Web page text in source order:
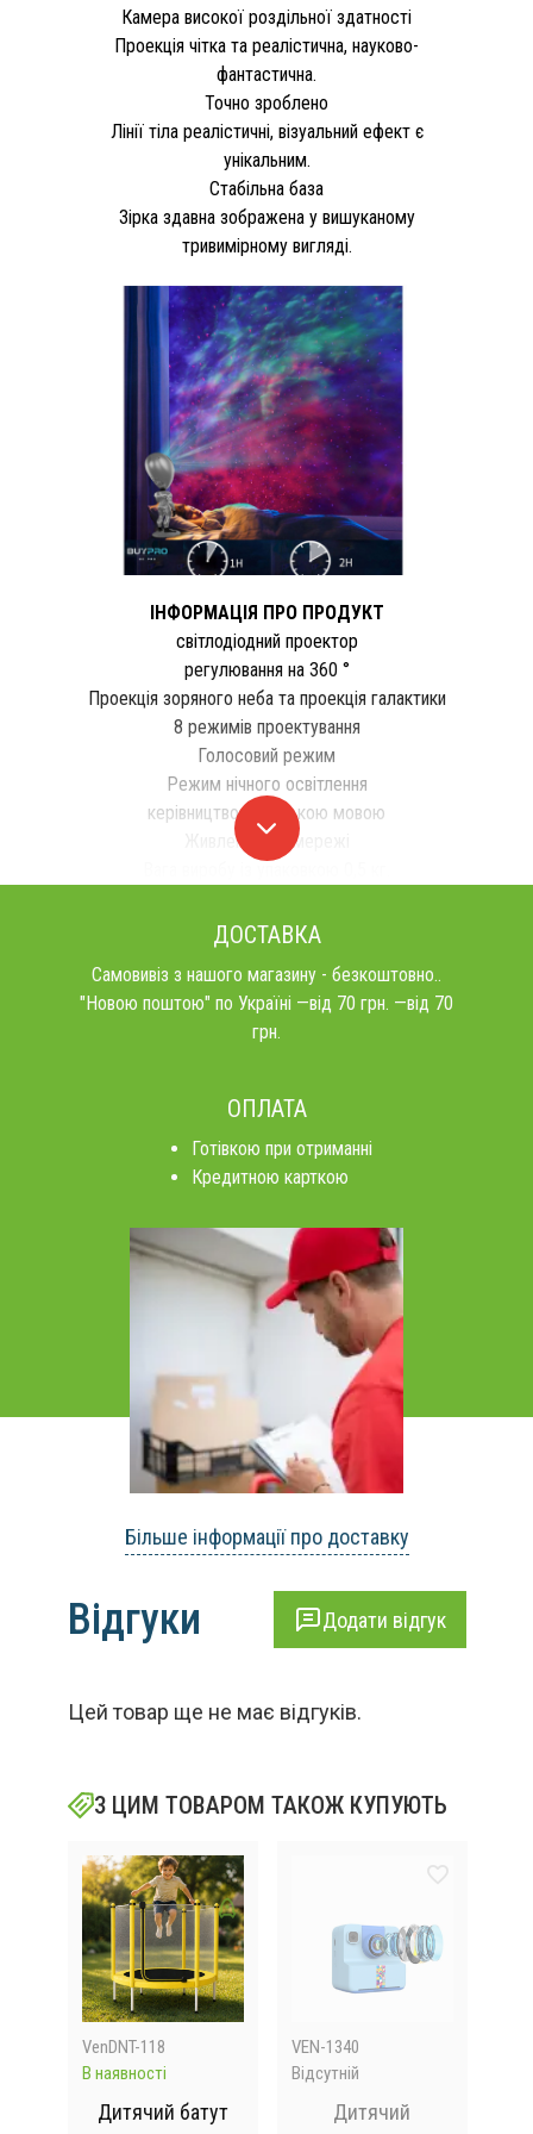
Камера високої роздільної здатності
Проекція чітка та реалістична, науково-
фантастична.
Точно зроблено
Лінії тіла реалістичні, візуальний ефект є
унікальним.
Стабільна база
Зірка здавна зображена у вишуканому
тривимірному вигляді.
ІНФОРМАЦІЯ ПРО ПРОДУКТ
світлодіодний проектор
регулювання на 360 °
Проекція зоряного неба та проекція галактики
8 режимів проектування
Голосовий режим
Режим нічного освітлення
керівництво польською мовою
Живлення від мережі
ДОСТАВКА
Самовивіз з нашого магазину - безкоштовно..
"Новою поштою" по Україні —від 70 грн. —від 70
грн.
ОПЛАТА
Готівкою при отриманні
Кредитною карткою
Більше інформації про доставку
Відгуки Додати відгук
Цей товар ще не має відгуків.
З ЦИМ ТОВАРОМ ТАКОЖ КУПУЮТЬ
VenDNT-118
В наявності
Дитячий батут
VEN-1340
Відсутній
Дитячий